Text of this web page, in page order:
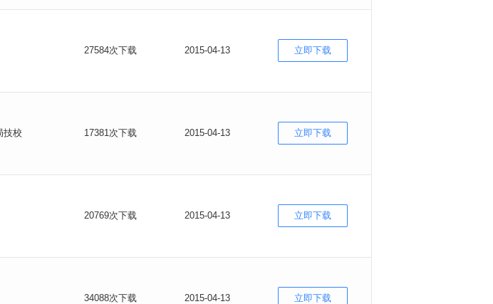
27584次下载 2015-04-13 立即下载
技校 17381次下载 2015-04-13 立即下载
20769次下载 2015-04-13 立即下载
34088次下载 2015-04-13 立即下载